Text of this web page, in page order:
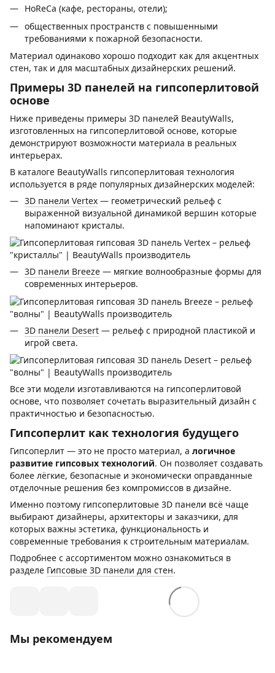
HoReCa (кафе, рестораны, отели);
общественных пространств с повышенными
требованиями к пожарной безопасности.
Материал одинаково хорошо подходит как для акцентных
стен, так и для масштабных дизайнерских решений.
Примеры 3D панелей на гипсоперлитовой
основе
Ниже приведены примеры 3D панелей BeautyWalls,
изготовленных на гипсоперлитовой основе, которые
демонстрируют возможности материала в реальных
интерьерах.
В каталоге BeautyWalls гипсоперлитовая технология
используется в ряде популярных дизайнерских моделей:
3D панели Vertex — геометрический рельеф с
выраженной визуальной динамикой вершин которые
напоминают кристалы.
3D панели Breeze — мягкие волнообразные формы для
современных интерьеров.
3D панели Desert — рельеф с природной пластикой и
игрой света.
Все эти модели изготавливаются на гипсоперлитовой
основе, что позволяет сочетать выразительный дизайн с
практичностью и безопасностью.
Гипсоперлит как технология будущего
Гипсоперлит — это не просто материал, а логичное
развитие гипсовых технологий. Он позволяет создавать
более лёгкие, безопасные и экономически оправданные
отделочные решения без компромиссов в дизайне.
Именно поэтому гипсоперлитовые 3D панели всё чаще
выбирают дизайнеры, архитекторы и заказчики, для
которых важны эстетика, функциональность и
современные требования к строительным материалам.
Подробнее с ассортиментом можно ознакомиться в
разделе Гипсовые 3D панели для стен.
Мы рекомендуем